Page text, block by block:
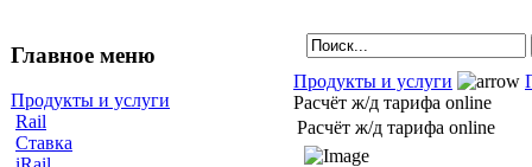
Главное меню
Продукты и услуги
Rail
Ставка
Продукты и услуги
Расчёт ж/д тарифа online
Расчёт ж/д тарифа online